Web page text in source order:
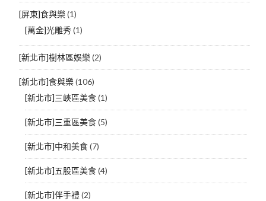
[屏東]食與樂(1)
[萬金]光雕秀(1)
[新北市]樹林區娛樂(2)
[新北市]食與樂(106)
[新北市]三峽區美食(1)
[新北市]三重區美食(5)
[新北市]中和美食(7)
[新北市]五股區美食(4)
[新北市]伴手禮(2)